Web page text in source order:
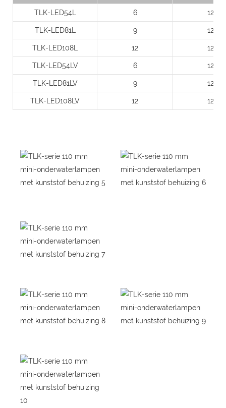
TLK-LED54L 6 12
TLK-LED81L 9 12
TLK-LED108L 12 12
TLK-LED54LV 6 12
TLK-LED81LV 9 12
TLK-LED108LV 12 12